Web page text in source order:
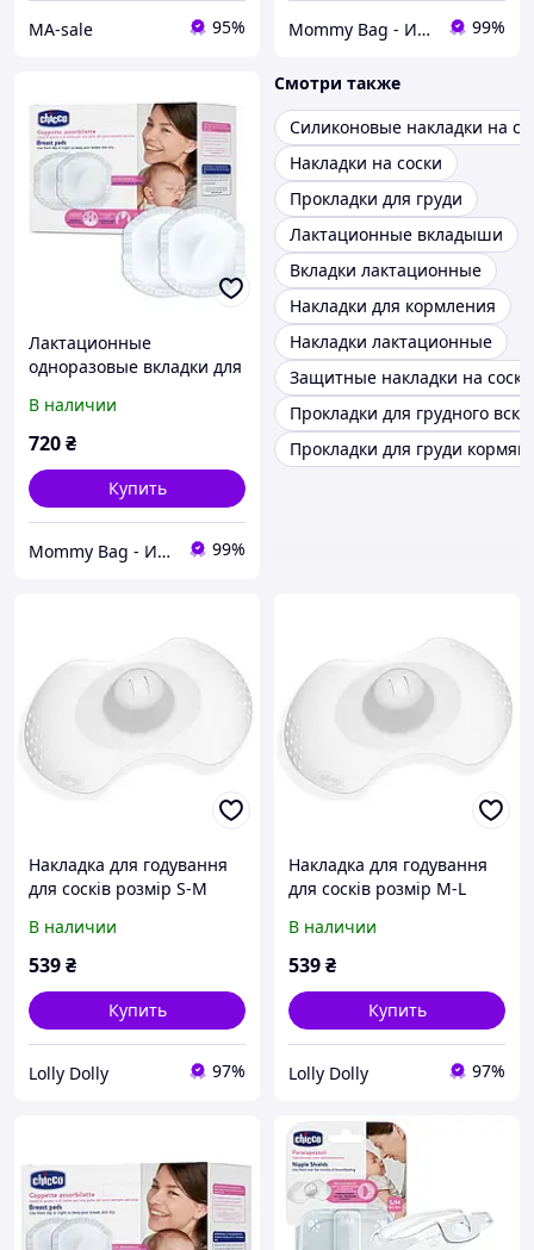
МА-sale 95% Mommy Bag - Интернет-магазин наборов в роддом 99%
Лактационные
одноразовые вкладки для
антибактериальным
слоем Chicco
кормящих мам, 60шт
В наличии
720₴
Купить
Mommy Bag - Интернет-магазин наборов в роддом 99%
Смотри также
Силиконовые накладки на
Накладки на соски
Прокладки для груди
Лактационные вкладыши
Вкладки лактационные
Накладки для кормления
Накладки лактационные
Защитные накладки на соски
Прокладки для грудного
Прокладки для груди
Накладка для годування
для сосків розмір S-M
В наличии
539₴
Купить
Lolly Dolly 97%
Накладка для годування
для сосків розмір M-L
В наличии
539₴
Купить
Lolly Dolly 97%